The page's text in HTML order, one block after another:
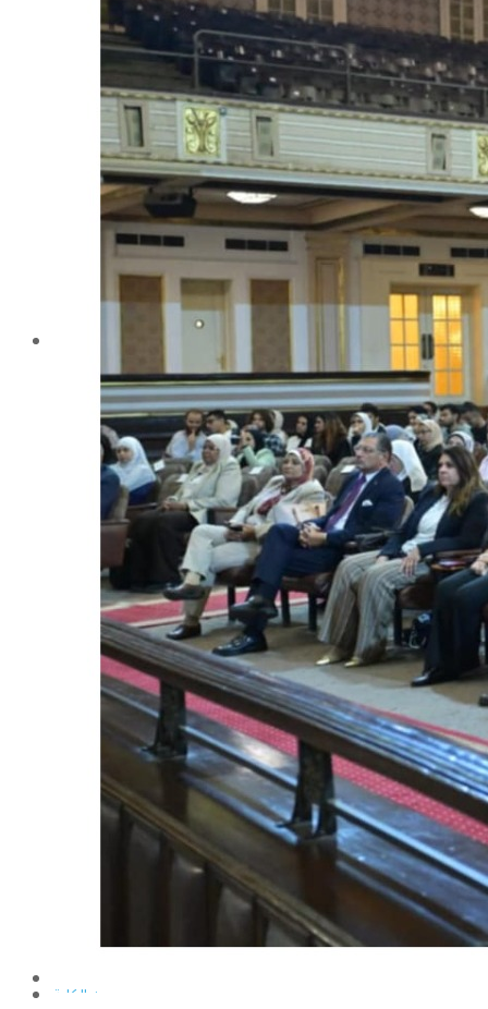
مستشارى لجان الإتحاد
تليفونات تهمك
الجوائز والمراكز خلال العام الجامعى 2019-2020
الأنشطة الطلابية
2016-2017
2017-2018
2019-2020
2020-2021
الخريجون
ملتقى الخريجين
خريجى الكلية
المستندات المطلوبة لاستخراج شهادات التخرج
الأقسام العلمية
الإجتماع الريفي والإرشاد الزراعي
الأراضى
الإقتصاد الزراعى
الألـــبان
أمراض النبات
الإنتاج الحيواني
بساتين الزينة
بساتين الفاكهة
الحشرات الإقتصادية والمبيدات
الحيوان والنيماتولوجيا الزراعية
الخضر
الصناعات الغذائية
الكيميـــاء الحيوية
النبات الزراعى
المحاصيل
الميكروبيولوجيا الزراعية
الهندسة الزراعية
الوراثة
البرامج التعليمية
برامج اللغة العربية
برامج اللغة الانجليزية
عن الكلية